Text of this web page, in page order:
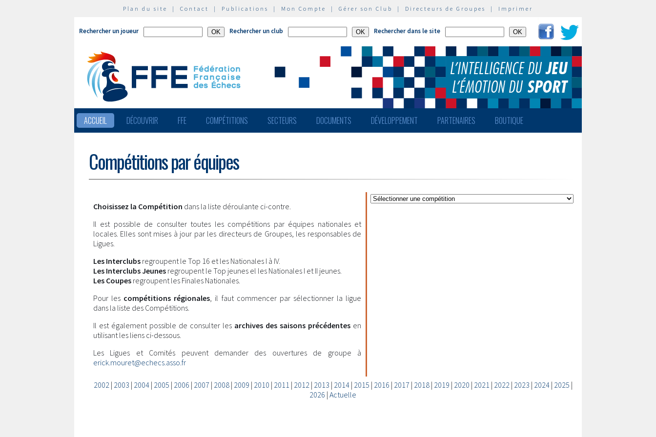
Plan du site | Contact | Publications | Mon Compte | Gérer son Club | Directeurs de Groupes | Imprimer
Rechercher un joueur Rechercher un club Rechercher dans le site
ACCUEIL DÉCOUVRIR FFE COMPÉTITIONS SECTEURS DOCUMENTS DÉVELOPPEMENT PARTENAIRES BOUTIQUE
Compétitions par équipes
Choisissez la Compétition dans la liste déroulante ci-contre.
Il est possible de consulter toutes les compétitions par équipes nationales et
locales. Elles sont mises à jour par les directeurs de Groupes, les responsables de
Ligues.
Les Interclubs regroupent le Top 16 et les Nationales I à IV.
Les Interclubs Jeunes regroupent le Top jeunes el les Nationales I et II jeunes.
Les Coupes regroupent les Finales Nationales.
Pour les compétitions régionales, il faut commencer par sélectionner la ligue
dans la liste des Compétitions.
Il est également possible de consulter les archives des saisons précédentes en
utilisant les liens ci-dessous.
Les Ligues et Comités peuvent demander des ouvertures de groupe à
erick.mouret@echecs.asso.fr
2002| 2003 | 2004| 2005 | 2006 | 2007 | 2008| 2009 | 2010 | 2011 | 2012| 2013 | 2014| 2015 | 2016 | 2017 | 2018| 2019 | 2020 | 2021 | 2022| 2023 | 2024| 2025 |
2026 | Actuelle